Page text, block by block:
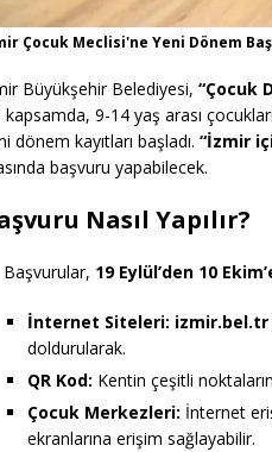
Çocuk Meclisi'ne Yeni Dönem
Büyükşehir Belediyesi, “Çocuk
kapsamda, 9-14 yaş arası
dönem kayıtları başladı. “İzmir
başvuru yapabilecek.
Nasıl Yapılır?
Başvurular, 19 Eylül’den 10
İnternet Siteleri: izmir.bel.tr
doldurularak.
QR Kod: Kentin çeşitli
Çocuk Merkezleri: İnternet
ekranlarına erişim sağlayabilir.